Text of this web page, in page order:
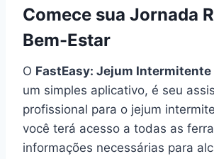
Comece sua Jornada
Bem-Estar
O FastEasy: Jejum Intermitente
um simples aplicativo, é seu
profissional para o jejum
você terá acesso a todas as
informações necessárias para